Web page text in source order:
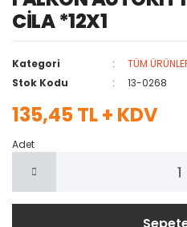
CİLA *12X1
Kategori TÜM
Stok Kodu
13-0268
135,45 TL + KDV
Adet